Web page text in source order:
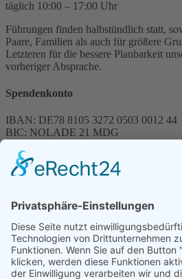
täglich 10:00 – 17:00 Uhr
Führungen finden halbstündlich statt,
Paare, Familien als auch für größere
Letzteren für die bessere Planbarkeit
vorheriger Absprache.
Spendenkonto
IBAN: DE78 8105 3272 0503 0012 44
BIC: NOLADE 21 MDG
Spenden können steuerlich abgesetzt
Förderung
© 1987 – 2025